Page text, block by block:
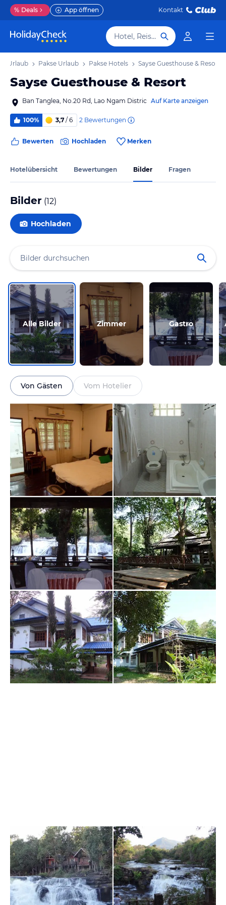
% Deals App öffnen Kontakt
Hotel, Reiseziel
Urlaub Pakse Urlaub Pakse Hotels Sayse Guesthouse & Resort
Sayse Guesthouse & Resort
Ban Tanglea, No.20 Rd, Lao Ngam Distric Auf Karte anzeigen
100% 3,7 / 6 2 Bewertungen
Bewerten Hochladen Merken
Hotelübersicht Bewertungen Bilder Fragen
Bilder (12)
Hochladen
Alle Bilder Zimmer Gastro
Von Gästen Vom Hotelier